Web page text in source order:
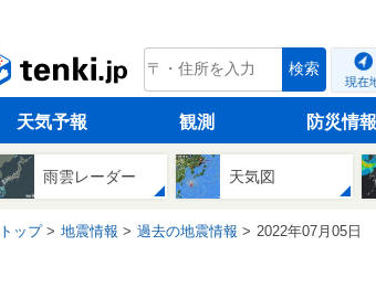
tenki.jp 検索
現在
天気予報 観測 防災情報
雨雲レーダー 天気図
トップ 地震情報 過去の地震情報 2022年07月05日